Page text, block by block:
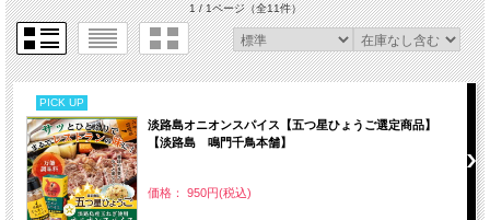
1 / 1ページ（全11件）
PICK UP
淡路島オニオンスパイス【五つ星ひょうご選定商品】
【淡路島 鳴門千鳥本舗】
価格： 950円(税込)